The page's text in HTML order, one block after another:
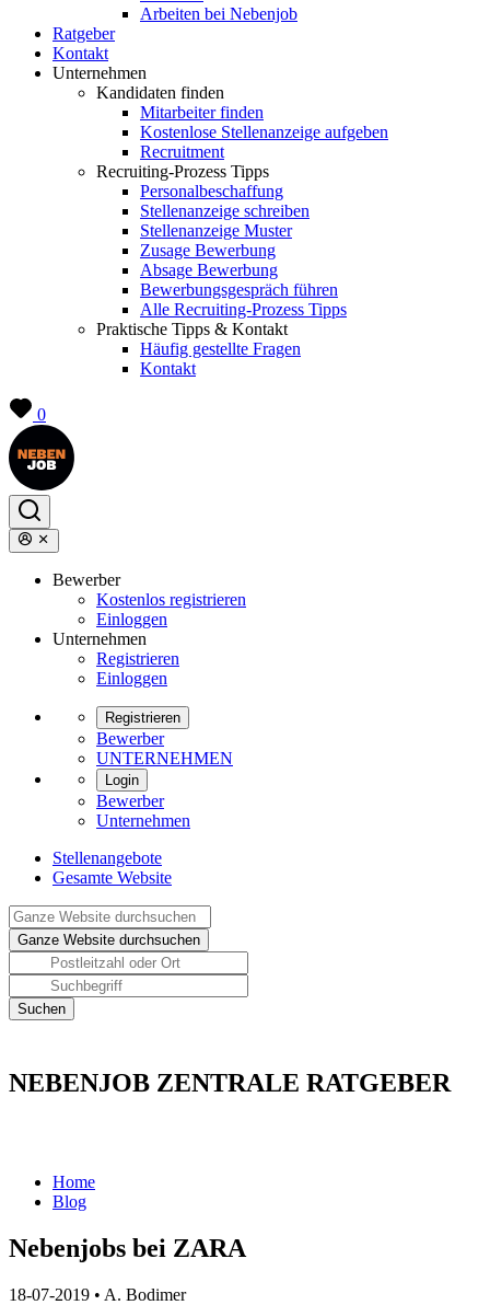
Arbeiten bei Nebenjob
Ratgeber
Kontakt
Unternehmen
Kandidaten finden
Mitarbeiter finden
Kostenlose Stellenanzeige aufgeben
Recruitment
Recruiting-Prozess Tipps
Personalbeschaffung
Stellenanzeige schreiben
Stellenanzeige Muster
Zusage Bewerbung
Absage Bewerbung
Bewerbungsgespräch führen
Alle Recruiting-Prozess Tipps
Praktische Tipps & Kontakt
Häufig gestellte Fragen
Kontakt
0
Bewerber
Kostenlos registrieren
Einloggen
Unternehmen
Registrieren
Einloggen
Registrieren
Bewerber
UNTERNEHMEN
Login
Bewerber
Unternehmen
Stellenangebote
Gesamte Website
NEBENJOB ZENTRALE RATGEBER
Home
Blog
Nebenjobs bei ZARA
18-07-2019 • A. Bodimer